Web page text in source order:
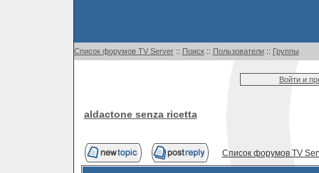
Список форумов TV Server:: Поиск:: Пользователи:: Группы
Войти и
aldactone senza ricetta
Список форумов TV